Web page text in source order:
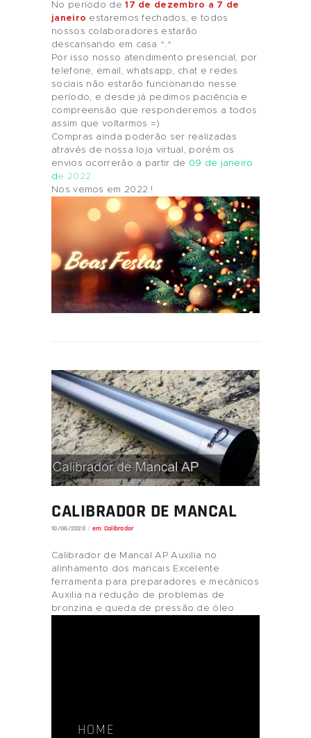
HOME
No período de 17 de dezembro a 7 de
janeiro estaremos fechados, e todos
nossos colaboradores estarão
descansando em casa ^.^
Por isso nosso atendimento presencial, por
telefone, email, whatsapp, chat e redes
sociais não estarão funcionando nesse
período, e desde já pedimos paciência e
compreensão que responderemos a todos
assim que voltarmos =)
Compras ainda poderão ser realizadas
através de nossa loja virtual, porém os
envios ocorrerão a partir de 09 de janeiro
d e 2022
Nos vemos em 2022 !
CALIBRADOR DE MANCAL
10/06/2020 em Calibrador
Calibrador de Mancal AP Auxilia no
alinhamento dos mancais Excelente
ferramenta para preparadores e mecânicos
Auxilia na redução de problemas de
bronzina e queda de pressão de óleo